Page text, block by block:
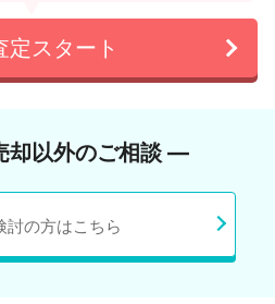
定スタート
却以外のご相談 ―
討の方はこちら